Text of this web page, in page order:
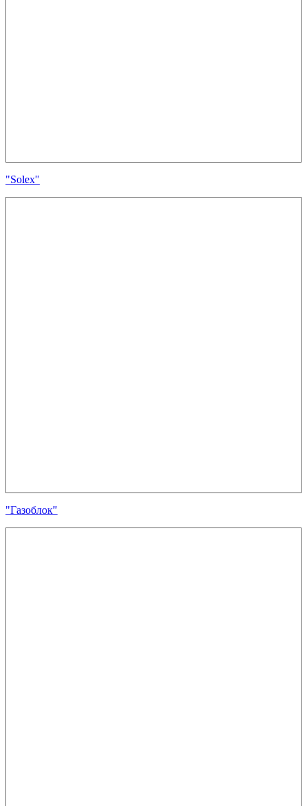
"Solex"
"Газоблок"